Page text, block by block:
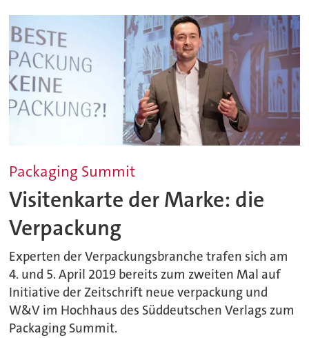
Packaging Summit
Visitenkarte der Marke: die
Verpackung
Experten der Verpackungsbranche trafen sich am
4. und 5. April 2019 bereits zum zweiten Mal auf
Initiative der Zeitschrift neue verpackung und
W&V im Hochhaus des Süddeutschen Verlags zum
Packaging Summit.